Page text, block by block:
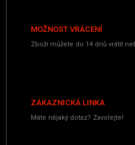
MOŽNOST VRÁCENÍ
Zboží můžete do 14 dnů vrátit
ZÁKAZNICKÁ LINKA
Máte nějaký dotaz? Zavolejte!